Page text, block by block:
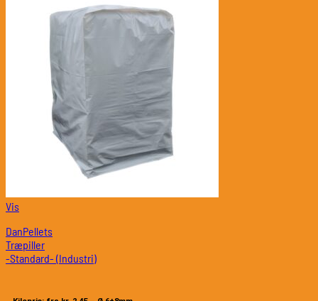
Vis
DanPellets
Træpiller
-Standard- (Industri)